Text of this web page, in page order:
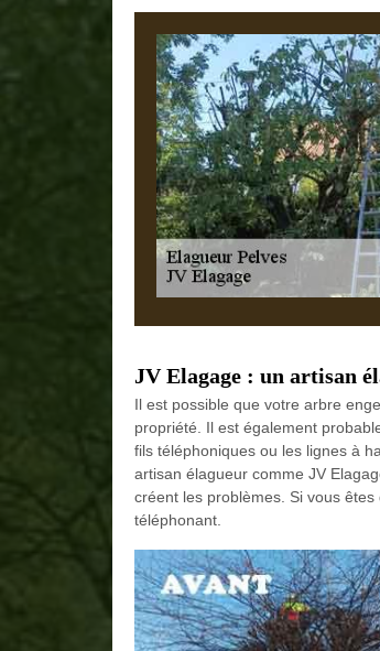
JV Elagage : un artisan
Il est possible que votre arbre
propriété. Il est également
fils téléphoniques ou les lignes à
artisan élagueur comme JV
créent les problèmes. Si vous
téléphonant.